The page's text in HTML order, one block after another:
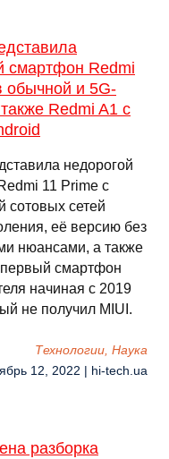
смартфон Redmi
обычной и 5G-
Redmi A1 с
недорогой
11 Prime с
сотовых сетей
её версию без
нюансами, а также
смартфон
начиная с 2019
не получил MIUI.
Технологии, Наука
12, 2022 | hi-tech.ua
разборка